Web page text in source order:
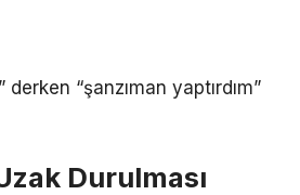
derken “şanzıman yaptırdım”
Durulması